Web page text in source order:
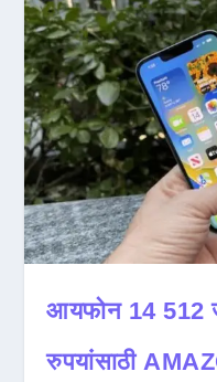
आयफोन 14 512
रुपयांसाठी